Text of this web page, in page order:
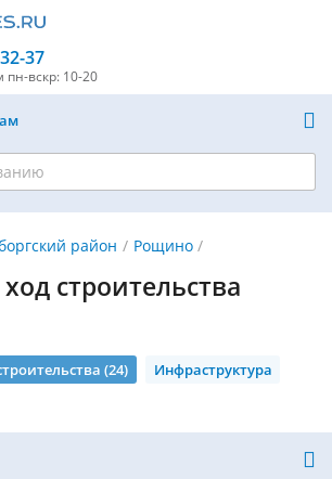
37
пн-вскр: 10-20
район Рощино
строительства
(24)
Инфраструктура